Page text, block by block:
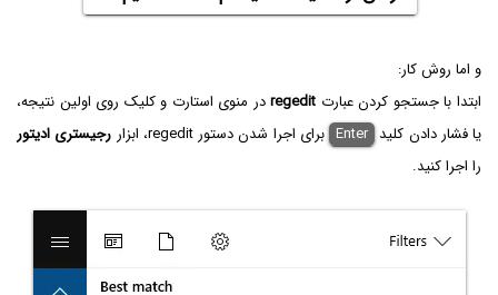
و اما روش کار:
ابتدا با جستجو کردن عبارت regeditدر منوی استارت و کلیک روی اولین نتیجه،
یا فشار دادن کلید Enter برای اجرا شدن دستور regedit، ابزار
رجیستری ادیتور
را اجرا کنید.